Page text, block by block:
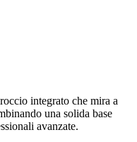
integrato che mira a
una solida base
avanzate.